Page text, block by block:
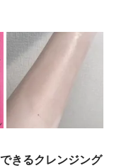
きるクレンジング